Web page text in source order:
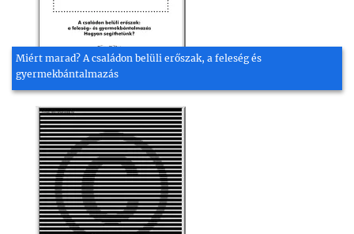
Miért marad? A családon belüli erőszak, a feleség és
gyermekbántalmazás